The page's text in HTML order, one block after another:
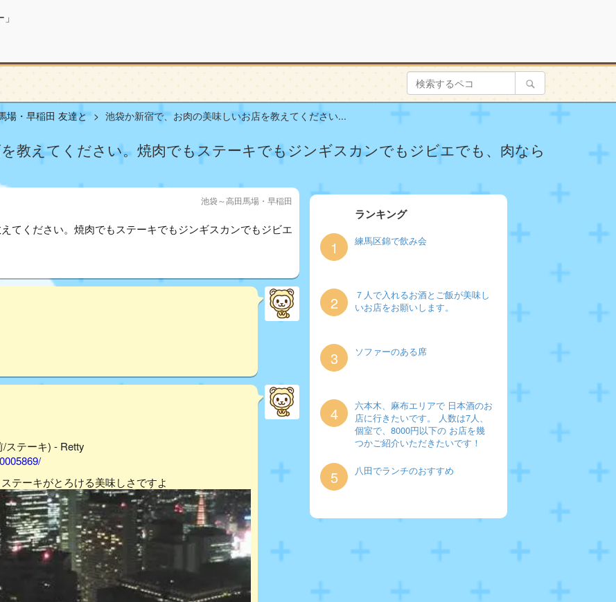
場・早稲田 友達と 池袋か新宿で、お肉の美味しいお店を教えてください...
教えてください。焼肉でもステーキでもジンギスカンでもジビエでも、肉なら
池袋～高田馬場・早稲田
てください。焼肉でもステーキでもジンギスカンでもジビエ
ステーキ) - Retty
テーキがとろける美味しさですよ
ランキング
1 練馬区錦で飲み会
2
７人で入れるお酒とご飯が美味し
いお店をお願いします。
3 ソファーのある席
4
六本木、麻布エリアで 日本酒のお
店に行きたいです。 人数は7人、
個室で、8000円以下の お店を幾
つかご紹介いただきたいです！
5 八田でランチのおすすめ